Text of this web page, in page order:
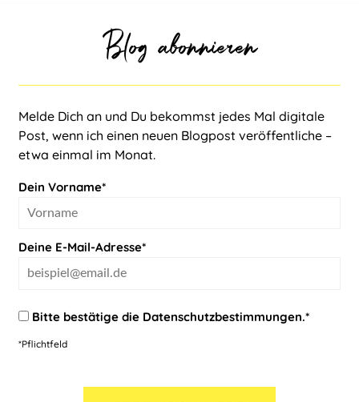
Blog abonnieren
Melde Dich an und Du bekommst jedes Mal digitale
Post, wenn ich einen neuen Blogpost veröffentliche –
etwa einmal im Monat.
Dein Vorname*
Deine E-Mail-Adresse*
Bitte bestätige die Datenschutzbestimmungen.*
*Pflichtfeld